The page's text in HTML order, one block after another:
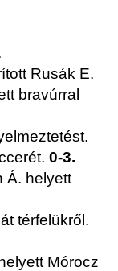
Rusák E.
bravúrral
0-3.
Á. helyett
térfelükről.
Mórocz